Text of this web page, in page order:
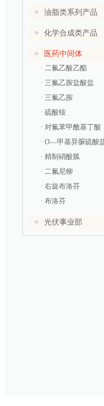
油脂类系列产品
化学合成类产品
医药中间体
· 二氟乙酸乙酯
· 三氟乙胺盐酸盐
· 三氟乙胺
· 硫酸铵
· 对氟苯甲酰基丁酸
· O—甲基异脲硫酸
· 精制硝酸胍
· 二氟尼柳
· 右旋布洛芬
· 布洛芬
光伏事业部